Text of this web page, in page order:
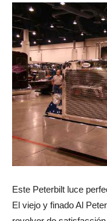
Este Peterbilt luce
El viejo y finado Al